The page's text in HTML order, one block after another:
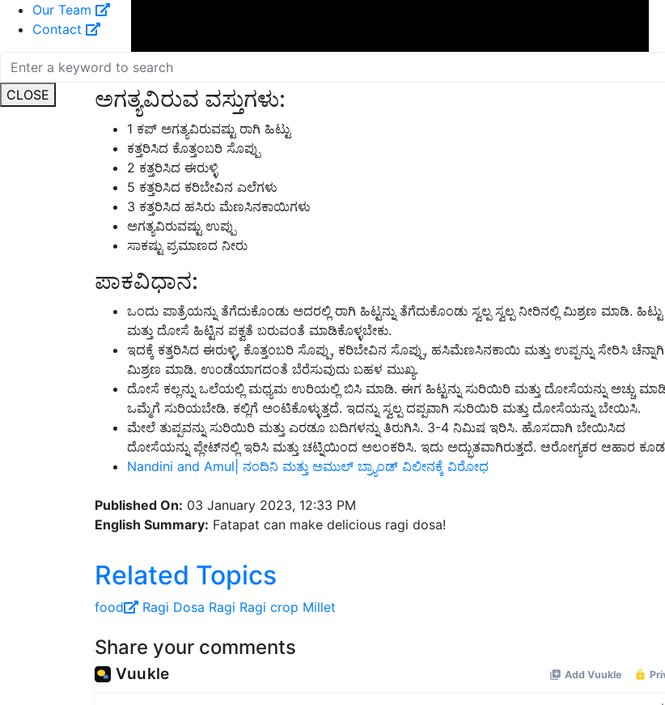
Our Team
Contact
CLOSE
ಅಗತ್ಯವಿರುವ ವಸ್ತುಗಳು:
1 ಕಪ್ ಅಗತ್ಯವಿರುವಷ್ಟು ರಾಗಿ ಹಿಟ್ಟು
ಕತ್ತರಿಸಿದ ಕೊತ್ತಂಬರಿ ಸೊಪ್ಪು
2 ಕತ್ತರಿಸಿದ ಈರುಳ್ಳಿ
5 ಕತ್ತರಿಸಿದ ಕರಿಬೇವಿನ ಎಲೆಗಳು
3 ಕತ್ತರಿಸಿದ ಹಸಿರು ಮೆಣಸಿನಕಾಯಿಗಳು
ಅಗತ್ಯವಿರುವಷ್ಟು ಉಪ್ಪು
ಸಾಕಷ್ಟು ಪ್ರಮಾಣದ ನೀರು
ಪಾಕವಿಧಾನ:
ಒಂದು ಪಾತ್ರೆಯನ್ನು ತೆಗೆದುಕೊಂಡು ಅದರಲ್ಲಿ ರಾಗಿ ಹಿಟ್ಟನ್ನು ತೆಗೆದುಕೊಂಡು ಸ್ವಲ್ಪ ಸ್ವಲ್ಪ ನೀರಿನಲ್ಲಿ ಮಿಶ್ರಣ ಮಾಡಿ. ಹಿಟ್ಟು
ಮತ್ತು ದೋಸೆ ಹಿಟ್ಟಿನ ಪಕ್ವತೆ ಬರುವಂತೆ ಮಾಡಿಕೊಳ್ಳಬೇಕು.
ಇದಕ್ಕೆ ಕತ್ತರಿಸಿದ ಈರುಳ್ಳಿ, ಕೊತ್ತಂಬರಿ ಸೊಪ್ಪು, ಕರಿಬೇವಿನ ಸೊಪ್ಪು, ಹಸಿಮೆಣಸಿನಕಾಯಿ ಮತ್ತು ಉಪ್ಪನ್ನು ಸೇರಿಸಿ ಚೆನ್ನಾಗಿ
ಮಿಶ್ರಣ ಮಾಡಿ. ಉಂಡೆಯಾಗದಂತೆ ಬೆರೆಸುವುದು ಬಹಳ ಮುಖ್ಯ.
ದೋಸೆ ಕಲ್ಲನ್ನು ಒಲೆಯಲ್ಲಿ ಮಧ್ಯಮ ಉರಿಯಲ್ಲಿ ಬಿಸಿ ಮಾಡಿ. ಈಗ ಹಿಟ್ಟನ್ನು ಸುರಿಯಿರಿ ಮತ್ತು ದೋಸೆಯನ್ನು ಅಚ್ಚು ಮಾಡಿ.
ಒಮ್ಮೆಗೆ ಸುರಿಯಬೇಡಿ. ಕಲ್ಲಿಗೆ ಅಂಟಿಕೊಳ್ಳುತ್ತದೆ. ಇದನ್ನು ಸ್ವಲ್ಪ ದಪ್ಪವಾಗಿ ಸುರಿಯಿರಿ ಮತ್ತು ದೋಸೆಯನ್ನು ಬೇಯಿಸಿ.
ಮೇಲೆ ತುಪ್ಪವನ್ನು ಸುರಿಯಿರಿ ಮತ್ತು ಎರಡೂ ಬದಿಗಳನ್ನು ತಿರುಗಿಸಿ. 3-4 ನಿಮಿಷ ಇರಿಸಿ. ಹೊಸದಾಗಿ ಬೇಯಿಸಿದ
ದೋಸೆಯನ್ನು ಪ್ಲೇಟ್‌ನಲ್ಲಿ ಇರಿಸಿ ಮತ್ತು ಚಟ್ನಿಯಿಂದ ಅಲಂಕರಿಸಿ. ಇದು ಅದ್ಭುತವಾಗಿರುತ್ತದೆ. ಆರೋಗ್ಯಕರ ಆಹಾರ ಕೂಡ.
Nandini and Amul| ನಂದಿನಿ ಮತ್ತು ಅಮುಲ್‌ ಬ್ರ್ಯಾಂಡ್‌ ವಿಲೀನಕ್ಕೆ ವಿರೋಧ
English Summary:Fatapat can make delicious ragi dosa!
Related Topics
food Ragi Dosa Ragi Ragi crop